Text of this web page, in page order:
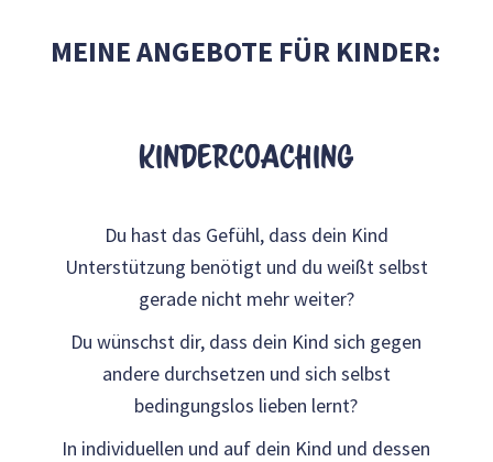
MEINE ANGEBOTE FÜR KINDER:
Kindercoaching
Du hast das Gefühl, dass dein Kind
Unterstützung benötigt und du weißt selbst
gerade nicht mehr weiter?
Du wünschst dir, dass dein Kind sich gegen
andere durchsetzen und sich selbst
bedingungslos lieben lernt?
In individuellen und auf dein Kind und dessen